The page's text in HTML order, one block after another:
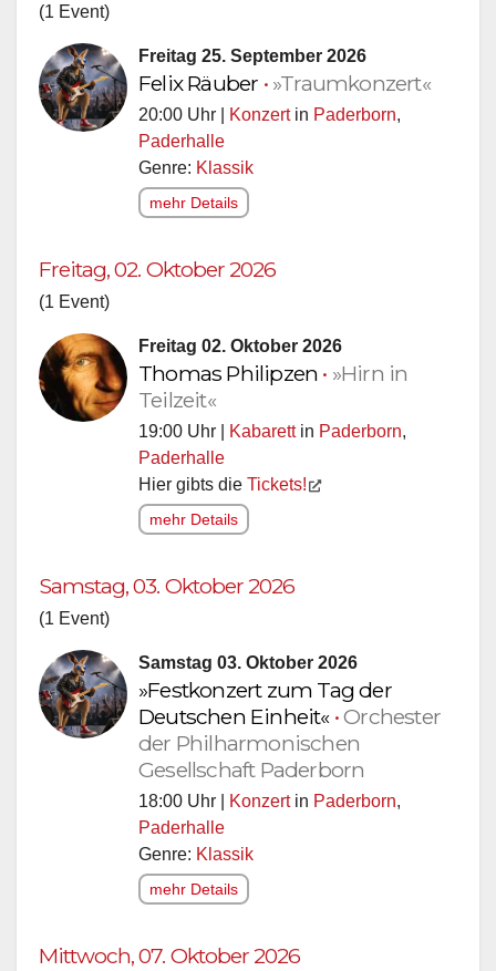
(1 Event)
Freitag 25. September 2026
Felix Räuber • »Traumkonzert«
20:00 Uhr | Konzertin Paderborn,
Paderhalle
Genre: Klassik
mehr Details
Freitag, 02. Oktober 2026
(1 Event)
Freitag 02. Oktober 2026
Thomas Philipzen • »Hirn in
Teilzeit«
19:00 Uhr | Kabarettin Paderborn,
Paderhalle
Hier gibts die Tickets!
mehr Details
Samstag, 03. Oktober 2026
(1 Event)
Samstag 03. Oktober 2026
»Festkonzert zum Tag der
Deutschen Einheit« •Orchester
der Philharmonischen
Gesellschaft Paderborn
18:00 Uhr | Konzertin Paderborn,
Paderhalle
Genre: Klassik
mehr Details
Mittwoch, 07. Oktober 2026